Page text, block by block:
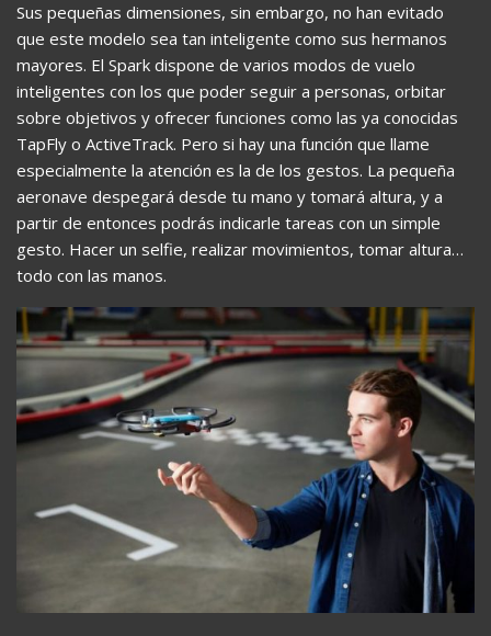
Sus pequeñas dimensiones, sin embargo, no han evitado
que este modelo sea tan inteligente como sus hermanos
mayores. El Spark dispone de varios modos de vuelo
inteligentes con los que poder seguir a personas, orbitar
sobre objetivos y ofrecer funciones como las ya conocidas
TapFly o ActiveTrack. Pero si hay una función que llame
especialmente la atención es la de los gestos. La pequeña
aeronave despegará desde tu mano y tomará altura, y a
partir de entonces podrás indicarle tareas con un simple
gesto. Hacer un selfie, realizar movimientos, tomar altura…
todo con las manos.